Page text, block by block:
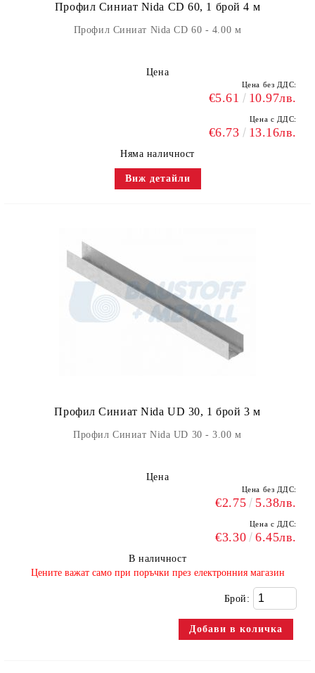
Профил Синиат Nida CD 60, 1 брой 4 м
Профил Синиат Nida CD 60 - 4.00 м
Цена
Цена без ДДС:
€5.61 10.97лв.
Цена с ДДС:
€6.73 13.16лв.
Няма наличност
Виж детайли
Профил Синиат Nida UD 30, 1 брой 3 м
Профил Синиат Nida UD 30 - 3.00 м
Цена
Цена без ДДС:
€2.75 5.38лв.
Цена с ДДС:
€3.30 6.45лв.
В наличност
​Цените важат само при поръчки през електронния магазин
Брой: